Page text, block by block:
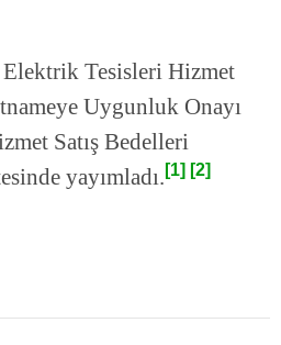
Tesisleri Hizmet
Uygunluk Onayı
Satış Bedelleri
yayımladı. [1] [2]